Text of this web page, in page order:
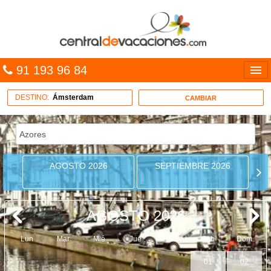
91 193 96 84
Entrar
MULTIDESTINO
VACACIONES
HOTELES
CARIBE
OFERTAS
DESTINO: Ámsterdam CAMBIAR
AGOSTO 2026 SEPTIEMBRE 2026
AGOSTO 2026
Lun Mar Mié Jue Vie Sab Dom
01 02